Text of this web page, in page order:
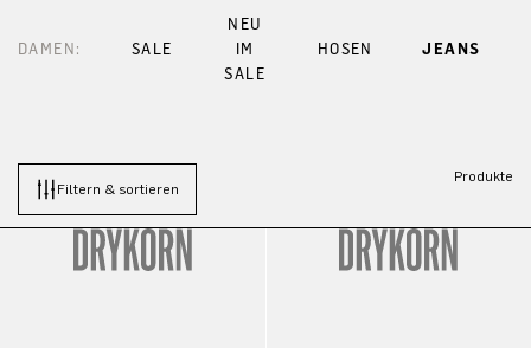
DAMEN: SALE
NEU
IM
SALE
HOSEN JEANS
Filtern & sortieren
Produkte